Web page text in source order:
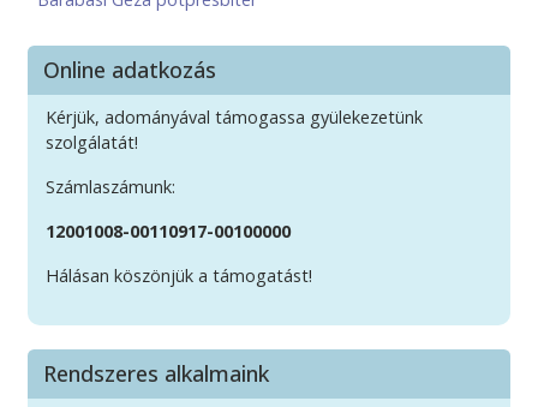
Online adatkozás
Kérjük, adományával támogassa gyülekezetünk
szolgálatát!
Számlaszámunk:
12001008-00110917-00100000
Hálásan köszönjük a támogatást!
Rendszeres alkalmaink